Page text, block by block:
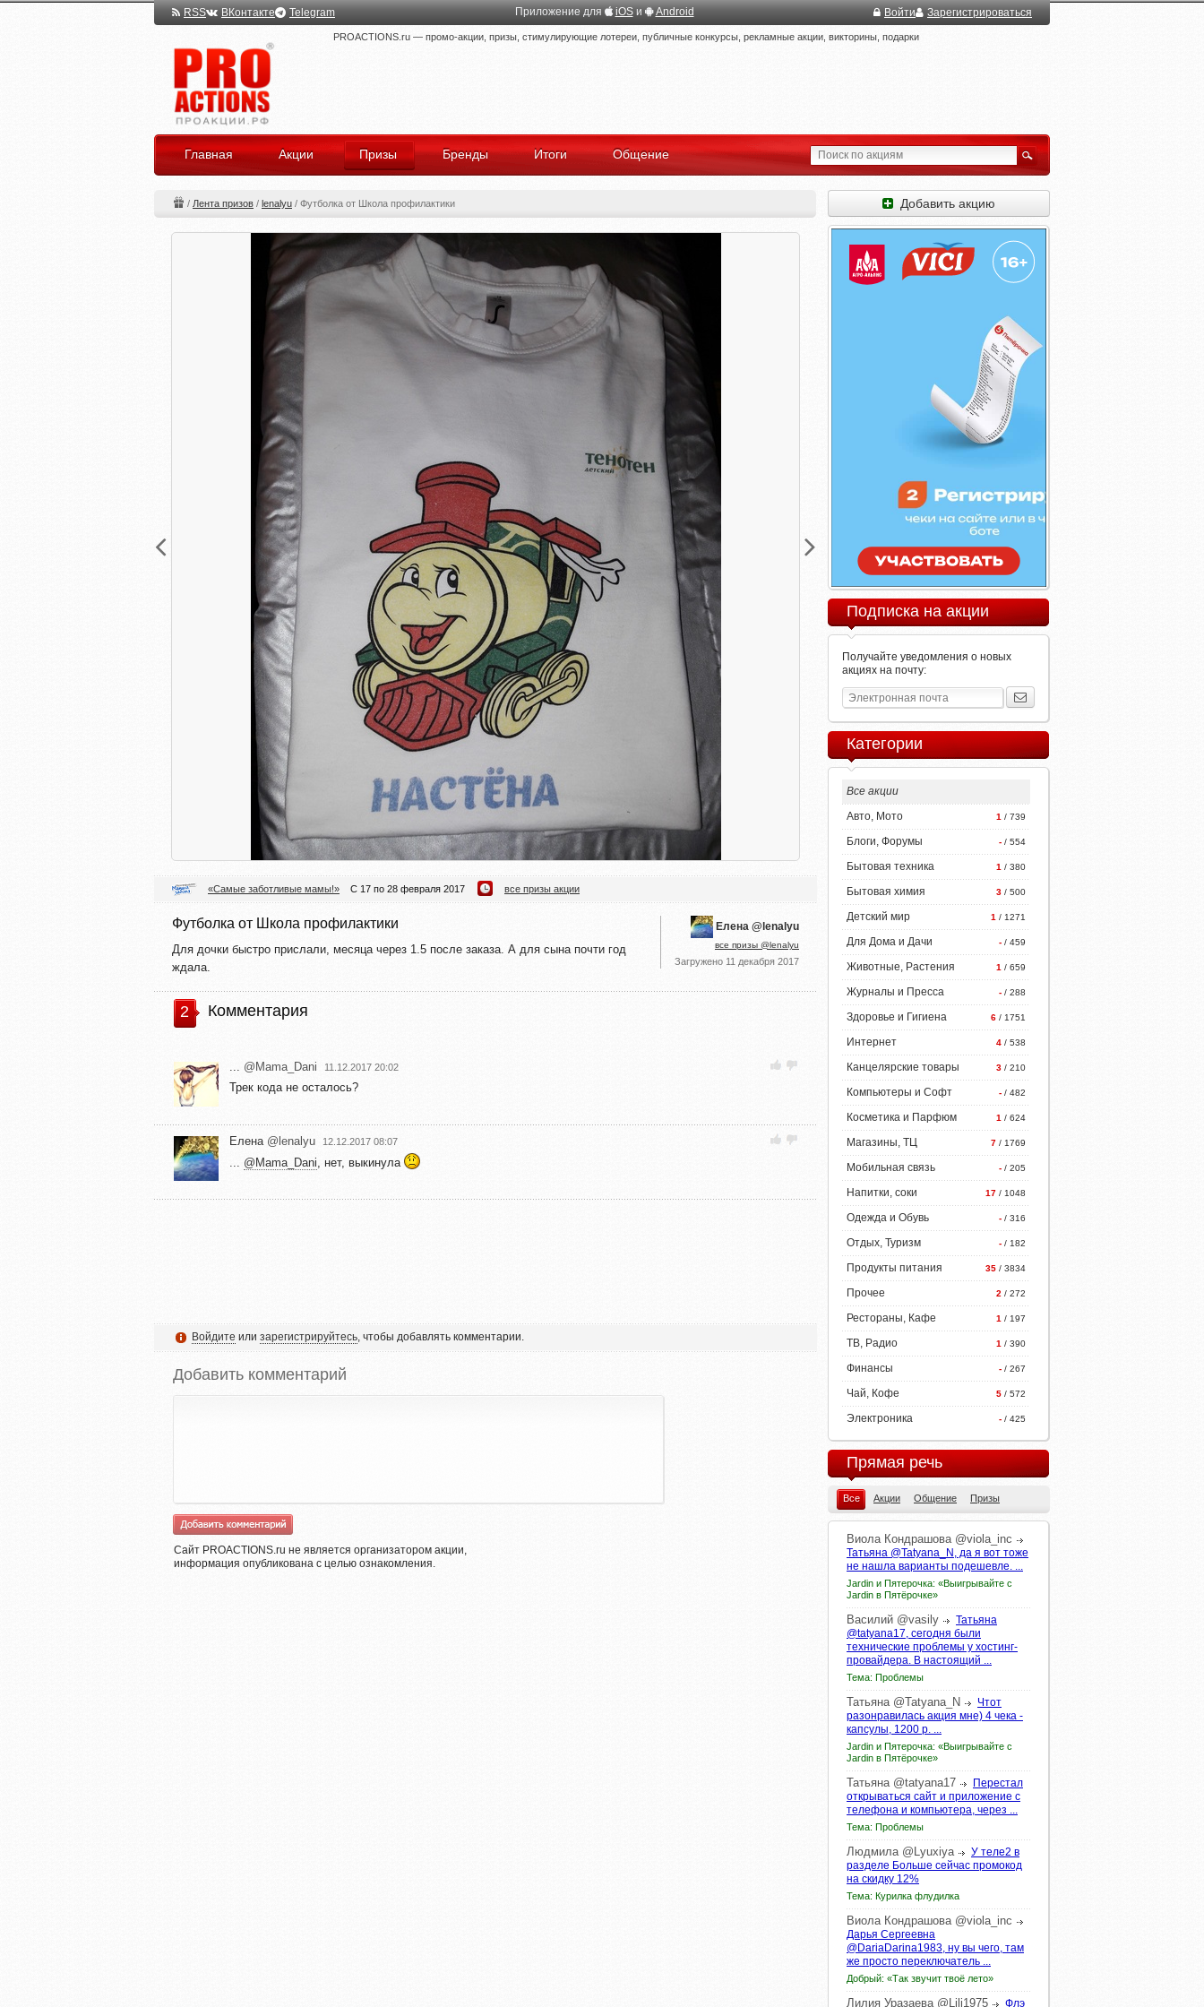
RSS ВКонтакте Telegram Приложение для iOSи Android Войти Зарегистрироваться
PROACTIONS.ru — промо-акции, призы, стимулирующие лотереи, публичные конкурсы, рекламные акции, викторины, подарки
Главная Акции Призы Бренды Итоги Общение
/ Лента призов / lenalyu / Футболка от Школа профилактики
«Самые заботливые мамы!» С 17 по 28 февраля 2017 все призы акции
Елена @lenalyu
все призы @lenalyu
Загружено 11 декабря 2017
Футболка от Школа профилактики
Для дочки быстро прислали, месяца через 1.5 после заказа. А для сына почти год
ждала.
2 Комментария
... @Mama_Dani 11.12.2017 20:02
Трек кода не осталось?
Елена @lenalyu 12.12.2017 08:07
... @Mama_Dani, нет, выкинула
Войдите или зарегистрируйтесь, чтобы добавлять комментарии.
Добавить комментарий
Сайт PROACTIONS.ru не является организатором акции,
информация опубликована с целью ознакомления.
Добавить акцию
Подписка на акции
Получайте уведомления о новых
акциях на почту:
Категории
Все акции
1 / 739
Авто, Мото
- / 554
Блоги, Форумы
1 / 380
Бытовая техника
3 / 500
Бытовая химия
1 / 1271
Детский мир
- / 459
Для Дома и Дачи
1 / 659
Животные, Растения
- / 288
Журналы и Пресса
6 / 1751
Здоровье и Гигиена
4 / 538
Интернет
3 / 210
Канцелярские товары
- / 482
Компьютеры и Софт
1 / 624
Косметика и Парфюм
7 / 1769
Магазины, ТЦ
- / 205
Мобильная связь
17 / 1048
Напитки, соки
- / 316
Одежда и Обувь
- / 182
Отдых, Туризм
35 / 3834
Продукты питания
2 / 272
Прочее
1 / 197
Рестораны, Кафе
1 / 390
ТВ, Радио
- / 267
Финансы
5 / 572
Чай, Кофе
- / 425
Электроника
Прямая речь
Все Акции Общение Призы
Виола Кондрашова @viola_inc
Татьяна @Tatyana_N, да я вот тоже
не нашла варианты подешевле. ...
Jardin и Пятерочка: «Выигрывайте с
Jardin в Пятёрочке»
Василий @vasily
Татьяна
@tatyana17, сегодня были
технические проблемы у хостинг-
провайдера. В настоящий ...
Тема: Проблемы
Татьяна @Tatyana_N
Чтот
разонравилась акция мне) 4 чека -
капсулы, 1200 р. ...
Jardin и Пятерочка: «Выигрывайте с
Jardin в Пятёрочке»
Татьяна @tatyana17
Перестал
открываться сайт и приложение с
телефона и компьютера, через ...
Тема: Проблемы
Людмила @Lyuxiya
У теле2 в
разделе Больше сейчас промокод
на скидку 12%
Тема: Курилка флудилка
Виола Кондрашова @viola_inc
Дарья Сергеевна
@DariaDarina1983, ну вы чего, там
же просто переключатель ...
Добрый: «Так звучит твоё лето»
Лилия Уразаева @Lili1975
Флэ